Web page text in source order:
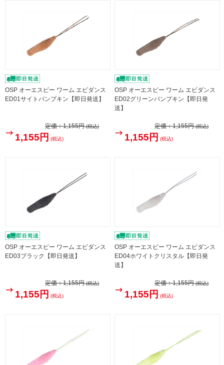
OSP オーエスピー ワーム エビダンス
ED01サイトパンプキン【即日発送】
定価：1,155円(税込)
1,155円 (税込)
OSP オーエスピー ワーム エビダンス
ED02グリーンパンプキン【即日発
送】
定価：1,155円(税込)
1,155円 (税込)
OSP オーエスピー ワーム エビダンス
ED03ブラック【即日発送】
定価：1,155円(税込)
1,155円 (税込)
OSP オーエスピー ワーム エビダンス
ED04ホワイトクリスタル【即日発
送】
定価：1,155円(税込)
1,155円 (税込)